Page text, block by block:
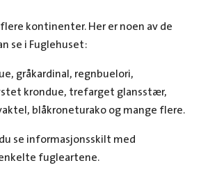
kontinenter. Her er noen av de
se i Fuglehuset:
gråkardinal, regnbuelori,
krondue, trefarget glansstær,
blåkroneturako og mange flere.
se informasjonsskilt med
fugleartene.